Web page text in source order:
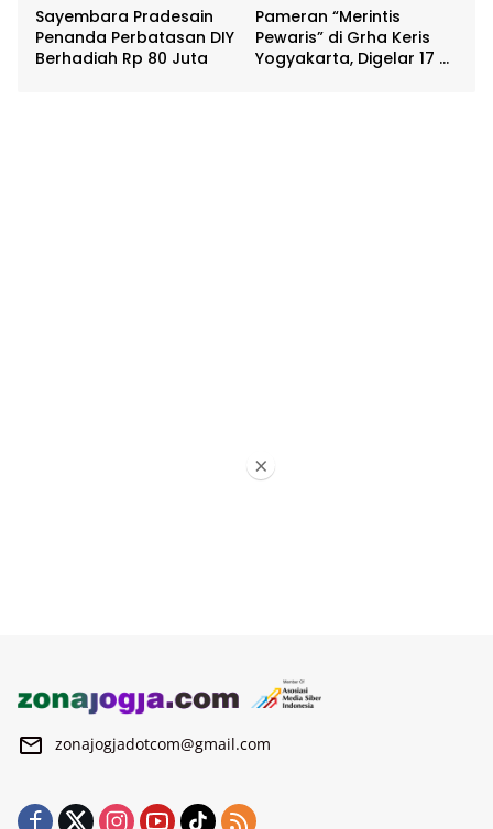
Sayembara Pradesain
Penanda Perbatasan DIY
Berhadiah Rp 80 Juta
Pameran “Merintis
Pewaris” di Grha Keris
Yogyakarta, Digelar 17 –
zonajogjadotcom@gmail.com
×